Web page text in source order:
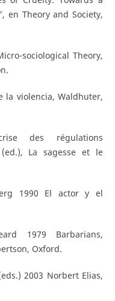
en Theory and Society,
sociological Theory,
la violencia, Waldhuter,
des régulations
La sagesse et le
1990 El actor y el
1979 Barbarians,
Oxford.
2003 Norbert Elias,